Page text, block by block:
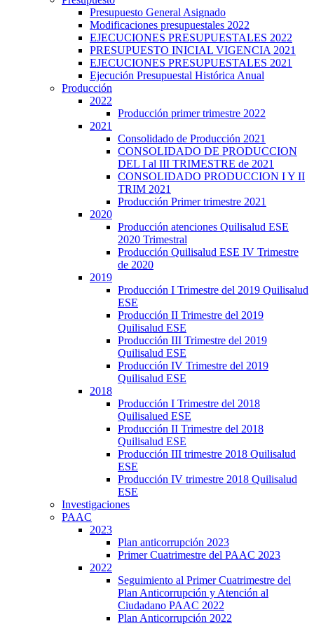
Presupuesto General Asignado
Modificaciones presupuestales 2022
EJECUCIONES PRESUPUESTALES 2022
PRESUPUESTO INICIAL VIGENCIA 2021
EJECUCIONES PRESUPUESTALES 2021
Ejecución Presupuestal Histórica Anual
Producción
2022
Producción primer trimestre 2022
2021
Consolidado de Producción 2021
CONSOLIDADO DE PRODUCCION
DEL I al III TRIMESTRE de 2021
CONSOLIDADO PRODUCCION I Y II
TRIM 2021
Producción Primer trimestre 2021
2020
Producción atenciones Quilisalud ESE
2020 Trimestral
Producción Quilisalud ESE IV Trimestre
de 2020
2019
Producción I Trimestre del 2019 Quilisalud
ESE
Producción II Trimestre del 2019
Quilisalud ESE
Producción III Trimestre del 2019
Quilisalud ESE
Producción IV Trimestre del 2019
Quilisalud ESE
2018
Producción I Trimestre del 2018
Quilisalued ESE
Producción II Trimestre del 2018
Quilisalud ESE
Producción III trimestre 2018 Quilisalud
ESE
Producción IV trimestre 2018 Quilisalud
ESE
Investigaciones
PAAC
2023
Plan anticorrupción 2023
Primer Cuatrimestre del PAAC 2023
2022
Seguimiento al Primer Cuatrimestre del
Plan Anticorrupción y Atención al
Ciudadano PAAC 2022
Plan Anticorrupción 2022